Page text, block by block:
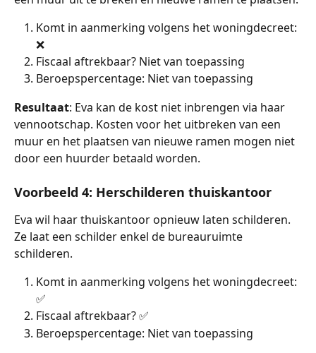
Komt in aanmerking volgens het woningdecreet:
❌
Fiscaal aftrekbaar? Niet van toepassing
Beroepspercentage: Niet van toepassing
Resultaat: Eva kan de kost niet inbrengen via haar
vennootschap. Kosten voor het uitbreken van een
muur en het plaatsen van nieuwe ramen mogen niet
door een huurder betaald worden.
Voorbeeld 4: Herschilderen thuiskantoor
Eva wil haar thuiskantoor opnieuw laten schilderen.
Ze laat een schilder enkel de bureauruimte
schilderen.
Komt in aanmerking volgens het woningdecreet:
✅
Fiscaal aftrekbaar? ✅
Beroepspercentage: Niet van toepassing